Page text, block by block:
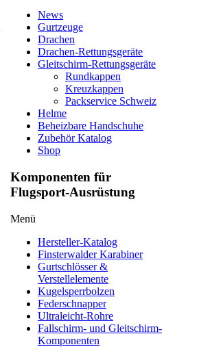
News
Gurtzeuge
Drachen
Drachen-Rettungsgeräte
Gleitschirm-Rettungsgeräte
Rundkappen
Kreuzkappen
Packservice Schweiz
Helme
Beheizbare Handschuhe
Zubehör Katalog
Shop
Komponenten für
Flugsport-Ausrüstung
Menü
Hersteller-Katalog
Finsterwalder Karabiner
Gurtschlösser &
Verstellelemente
Kugelsperrbolzen
Federschnapper
Ultraleicht-Rohre
Fallschirm- und Gleitschirm-
Komponenten